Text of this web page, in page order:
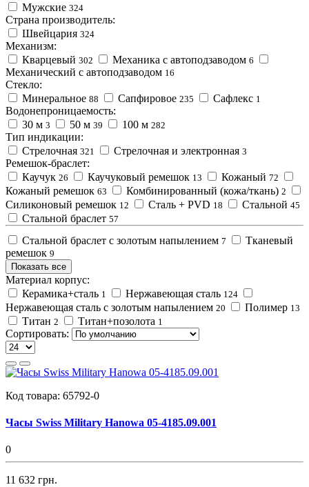
Мужские 324
Страна производитель:
Швейцария 324
Механизм:
Кварцевый 302 Механика с автоподзаводом 6
Механический с автоподзаводом 16
Стекло:
Минеральное 88 Сапфировое 235 Сафлекс 1
Водонепроницаемость:
30 м 3 50 м 39 100 м 282
Тип индикации:
Стрелочная 321 Стрелочная и электронная 3
Ремешок-браслет:
Каучук 26 Каучуковый ремешок 13 Кожаный 72
Кожаный ремешок 63 Комбинированный (кожа/ткань) 2
Силиконовый ремешок 12 Сталь + PVD 18 Стальной 45
Стальной браслет 57
Стальной браслет с золотым напылением 7
Тканевый
ремешок 9
Показать все
Материал корпус:
Керамика+сталь 1 Нержавеющая сталь 124
Нержавеющая сталь с золотым напылением 20 Полимер 13
Титан 2 Титан+позолота 1
Сортировать:
Код товара: 65792-0
Часы Swiss Military Hanowa 05-4185.09.001
0
11 632 грн.